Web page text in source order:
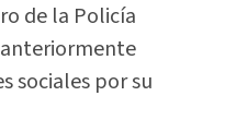
de la Policía
sociales por su